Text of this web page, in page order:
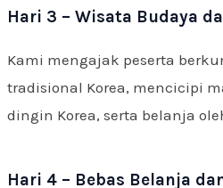
Hari 3 – Wisata Budaya
Kami mengajak peserta
tradisional Korea, mencicipi
dingin Korea, serta belanja
Hari 4 – Bebas Belanja